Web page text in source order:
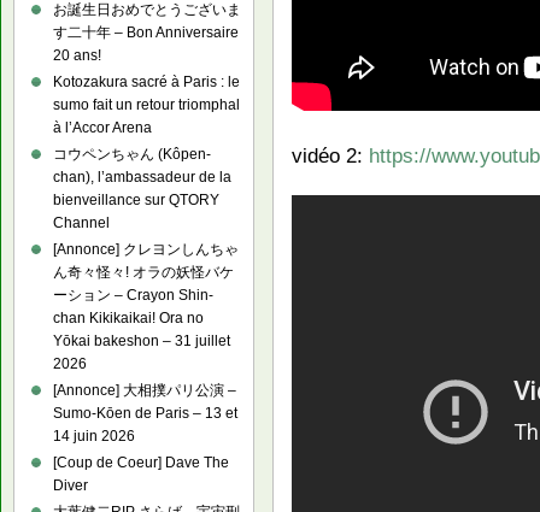
vidéo 2: https://
お誕生日おめでとうございま
す二十年 – Bon Anniversaire
20 ans!
Kotozakura sacré à Paris : le
sumo fait un retour triomphal
à l’Accor Arena
コウペンちゃん (Kôpen-
chan), l’ambassadeur de la
bienveillance sur QTORY
Channel
[Annonce] クレヨンしんちゃ
ん奇々怪々! オラの妖怪バケ
ーション – Crayon Shin-
chan Kikikaikai! Ora no
Yōkai bakeshon – 31 juillet
2026
[Annonce] 大相撲パリ公演 –
Sumo-Kōen de Paris – 13 et
14 juin 2026
[Coup de Coeur] Dave The
Diver